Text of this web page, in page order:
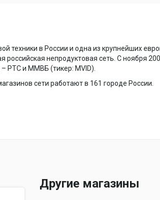
техники в России и одна из крупнейших
непродуктовая сеть. С ноября
РТС и ММВБ (тикер: MVID).
сети работают в 161 городе России.
Другие магазины